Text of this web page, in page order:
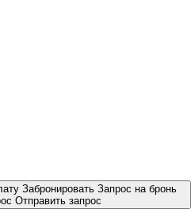
Забронировать Запрос на бронь
Отправить запрос